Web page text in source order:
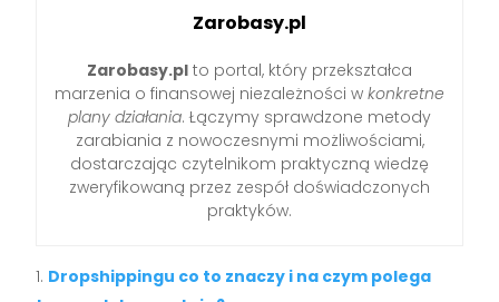
Zarobasy.pl
Zarobasy.pl to portal, który przekształca
marzenia o finansowej niezależności w konkretne
plany działania. Łączymy sprawdzone metody
zarabiania z nowoczesnymi możliwościami,
dostarczając czytelnikom praktyczną wiedzę
zweryfikowaną przez zespół doświadczonych
praktyków.
Dropshippingu co to znaczy i na czym polega